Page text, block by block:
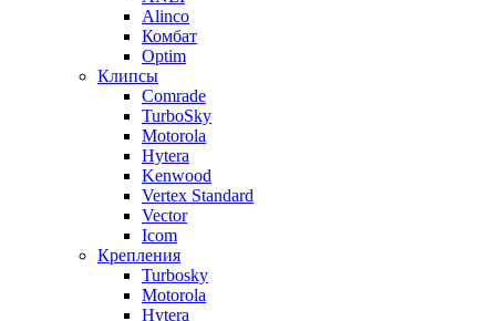
Alinco
Комбат
Optim
Клипсы
Comrade
TurboSky
Motorola
Hytera
Kenwood
Vertex Standard
Vector
Icom
Крепления
Turbosky
Motorola
Hytera